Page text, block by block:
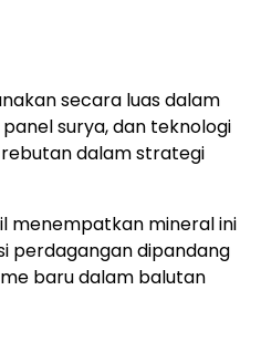
secara luas dalam
surya, dan teknologi
dalam strategi
menempatkan mineral ini
perdagangan dipandang
baru dalam balutan